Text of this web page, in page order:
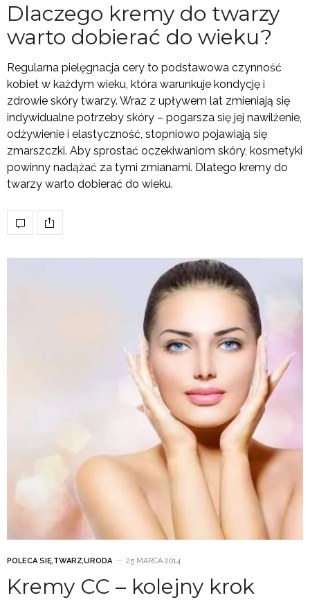
Dlaczego kremy do twarzy
warto dobierać do wieku?
Regularna pielęgnacja cery to podstawowa czynność
kobiet w każdym wieku, która warunkuje kondycję i
zdrowie skóry twarzy. Wraz z upływem lat zmieniają się
indywidualne potrzeby skóry – pogarsza się jej nawilżenie,
odżywienie i elastyczność, stopniowo pojawiają się
zmarszczki. Aby sprostać oczekiwaniom skóry, kosmetyki
powinny nadążać za tymi zmianami. Dlatego kremy do
twarzy warto dobierać do wieku.
POLECA SIĘ,TWARZ,URODA 25 MARCA 2014
Kremy CC – kolejny krok